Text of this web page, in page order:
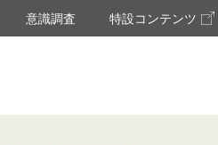
意識調査 特設コンテンツ